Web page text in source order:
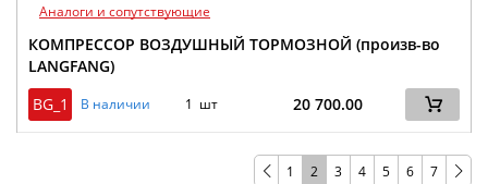
Аналоги и сопутствующие
КОМПРЕССОР ВОЗДУШНЫЙ ТОРМОЗНОЙ (произв-во
LANGFANG)
BG_1
В наличии 1 шт 20 700.00
1 2 3 4 5 6 7